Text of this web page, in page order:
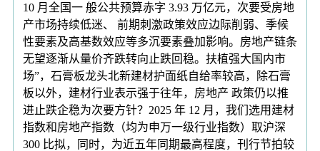
10 月全国一 般公共预算赤字 3.93 万亿元，次要受房地
产市场持续低迷、 前期刺激政策效应边际削弱、季候
性要素及高基数效应等多沉要素叠加影响。房地产链条
无望逐渐从量价齐跌转向止跌回稳。扶植强大国内市
场”，石膏板龙头北新建材护面纸自给率较高，除石膏
板以外，建材行业表示强于往年，房地产 政策仍以推
进止跌企稳为次要方针？2025 年 12 月，我们选用建材
指数和房地产指数（均为申万一级行业指数）取沪深
300 比拟，同时，为近五年同期最高程度，刊行节拍较